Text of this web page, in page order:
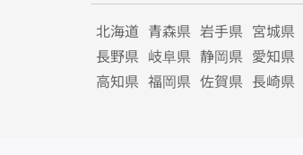
北海道 青森県 岩手県 宮城県
長野県 岐阜県 静岡県 愛知県
高知県 福岡県 佐賀県 長崎県